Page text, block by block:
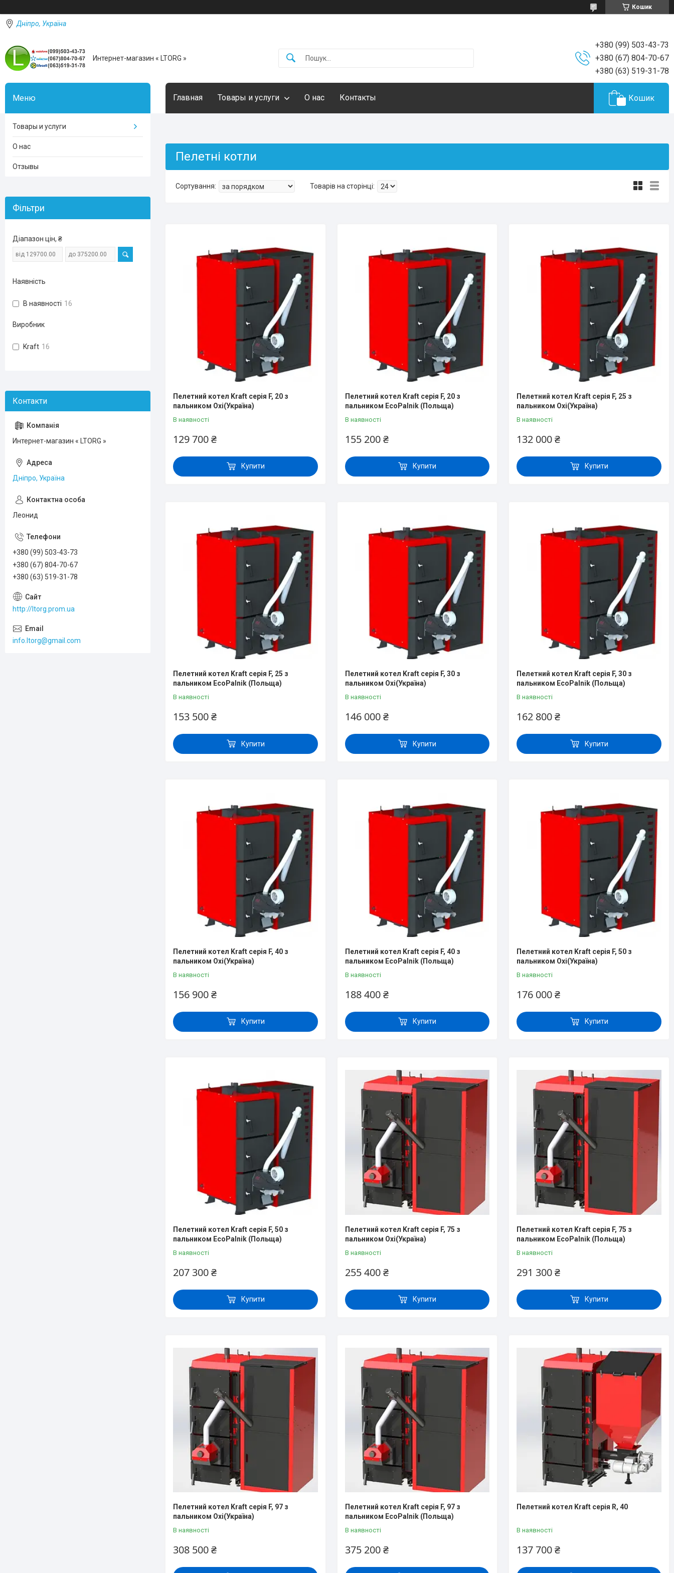
Кошик
Дніпро, Україна
Интернет-магазин « LTORG »
+380 (99) 503-43-73
+380 (67) 804-70-67
+380 (63) 519-31-78
Главная Товары и услуги О нас Контакты Кошик
Пелетні котли
Пелетний котел Kraft серія F, 20 з
пальником Oxi(Україна)
В наявності
129 700 ₴
Купити
Пелетний котел Kraft серія F, 20 з
пальником EcoPalnik (Польща)
В наявності
155 200 ₴
Купити
Пелетний котел Kraft серія F, 25 з
пальником Oxi(Україна)
В наявності
132 000 ₴
Купити
Пелетний котел Kraft серія F, 25 з
пальником EcoPalnik (Польща)
В наявності
153 500 ₴
Купити
Пелетний котел Kraft серія F, 30 з
пальником Oxi(Україна)
В наявності
146 000 ₴
Купити
Пелетний котел Kraft серія F, 30 з
пальником EcoPalnik (Польща)
В наявності
162 800 ₴
Купити
Пелетний котел Kraft серія F, 40 з
пальником Oxi(Україна)
В наявності
156 900 ₴
Купити
Пелетний котел Kraft серія F, 40 з
пальником EcoPalnik (Польща)
В наявності
188 400 ₴
Купити
Пелетний котел Kraft серія F, 50 з
пальником Oxi(Україна)
В наявності
176 000 ₴
Купити
Пелетний котел Kraft серія F, 50 з
пальником EcoPalnik (Польща)
В наявності
207 300 ₴
Купити
Пелетний котел Kraft серія F, 75 з
пальником Oxi(Україна)
В наявності
255 400 ₴
Купити
Пелетний котел Kraft серія F, 75 з
пальником EcoPalnik (Польща)
В наявності
291 300 ₴
Купити
Пелетний котел Kraft серія F, 97 з
пальником Oxi(Україна)
В наявності
308 500 ₴
Пелетний котел Kraft серія F, 97 з
пальником EcoPalnik (Польща)
В наявності
375 200 ₴
Пелетний котел Kraft серія R, 40
В наявності
137 700 ₴
Товары и услуги
О нас
Отзывы
Фільтри
Діапазон цін, ₴
Наявність
В наявності 16
Виробник
Kraft 16
Интернет-магазин « LTORG »
Дніпро, Україна
Леонид
+380 (99) 503-43-73
+380 (67) 804-70-67
+380 (63) 519-31-78
http://ltorg.prom.ua
info.ltorg@gmail.com